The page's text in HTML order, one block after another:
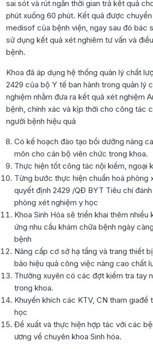
sai sót và rút ngắn thời gian trả kết quả
phút xuống 60 phút. Kết quả được
medisof của bệnh viện, ngay sau đó bác
sử dụng kết quả xét nghiêm tư vấn và
bệnh.
Khoa đã áp dụng hệ thống quản lý chất
2429 của bộ Y tế ban hành trong quản lý
nghiệm nhằm đưa ra kết quả xét nghiệm
bệnh, chính xác và kịp thời cho công tác
người bệnh hiệu quả
Có kế hoạch đào tạo bồi dưỡng nâng
môn cho cán bộ viên chức trong khoa.
Thực hiện tốt công tác nội kiểm, ngoại
Từng bước thực hiện chuẩn hoá phòng
quyết định 2429 /QĐ BYT Tiêu chí
phòng xét nghiệm y học
Khoa Sinh Hóa sẽ triển khai thêm nhiều
ứng nhu cầu khám chữa bệnh ngày
bệnh
Nâng cấp cơ sở hạ tầng và trang thiết
bảo hiệu quả công việc nâng cao chất
Thường xuyên có các đợt kiểm tra tay
trong khoa.
Khuyến khích các KTV, CN tham giađề
học
Đề xuất và thực hiện hợp tác với các
ương về chuyên khoa Sinh hóa.